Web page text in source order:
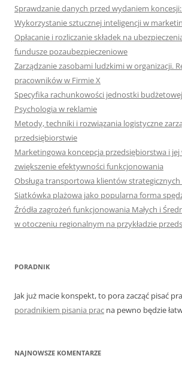
Sprawdzanie danych przed wydaniem
Wykorzystanie sztucznej inteligencji w
Opłacanie i rozliczanie składek na
fundusze pozaubezpieczeniowe
Zarządzanie zasobami ludzkimi w organizacji.
pracowników w Firmie X
Specyfika rachunkowości jednostki budżetowej
Psychologia w reklamie
Metody, techniki i rozwiązania logistyczne
przedsiębiorstwie
Marketingowa koncepcja przedsiębiorstwa i jej
zwiększenie efektywności funkcjonowania
Obsługa transportowa klientów
Siatkówka plażowa jako popularna forma
Źródła zagrożeń funkcjonowania Małych i
w otoczeniu regionalnym na przykładzie
PORADNIK
Jak już macie konspekt, to pora zacząć pisać
poradnikiem pisania prac na pewno będzie
NAJNOWSZE KOMENTARZE